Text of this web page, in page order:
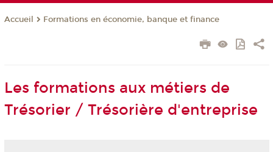
Accueil Formations en économie, banque et finance
Les formations aux métiers de
Trésorier / Trésorière d'entreprise